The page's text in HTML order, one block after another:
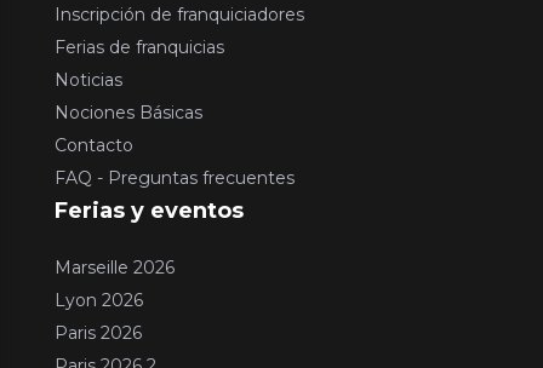
Inscripción de franquiciadores
Ferias de franquicias
Noticias
Nociones Básicas
Contacto
FAQ - Preguntas frecuentes
Ferias y eventos
Marseille 2026
Lyon 2026
Paris 2026